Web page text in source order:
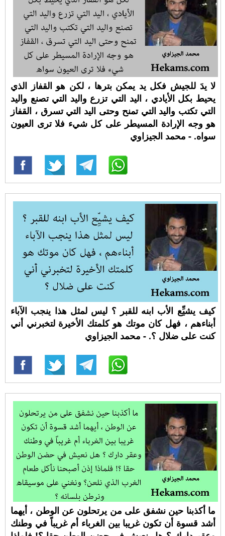
لا يدَ للجيش فكل يد يمكن بترها ، لكن هو القفاز الذي
يحيط بكل الأيادي ، اليد التي تزرع واليد التي تصنع واليد
التي تكتب واليد التي تمنح وحتى اليد التي تسرق ، القفاز
هو وجه الإرادة المسيطر على كل شيء فلا ترى العيون
سواه. - محمد الجيزاوي
كيف يشيِّع الأب ابنه للقبر ؟ ليس لمثل هذا ينجب الآباء
أبناءهم ، فهل كان موتك هو كلمتك الأخيرة لتخبرني أني
كنت على ضلال ؟. - محمد الجيزاوي
ما أكذبنا حين نشفق على من يرتحلون عن الوطن ، أيهما
أشد قسوة أن تكون غريبا بين الغرباء أم غريباً في وطنك